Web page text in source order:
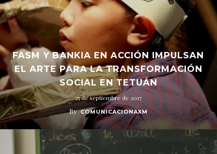
FASM Y BANKIA EN ACCIÓN IMPULSAN
EL ARTE PARA LA TRANSFORMACIÓN
SOCIAL EN TETUÁN
25 de septiembre de 2017
By COMUNICACIONAXM